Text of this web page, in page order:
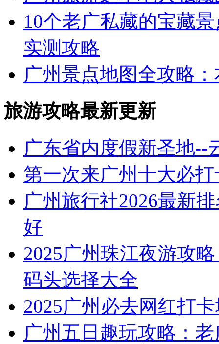
10个老广私藏的宝藏
实测攻略
广州景点地图全攻略
旅游攻略最新更新
广东省内度假新圣地--
第一次来广州十大必
广州旅行社2026最新
好
2025广州珠江夜游攻
码头选择大全
2025广州必去网红打
广州五日趣玩攻略：